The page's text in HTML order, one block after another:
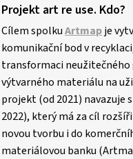
Projekt art re use. Kdo?
Cílem spolkuArtmapje
komunikační bod v
transformaci
výtvarného materiálu na
projekt (od 2021) navazuje
2022), který má za cíl
novou tvorbu i do
materiálovou banku